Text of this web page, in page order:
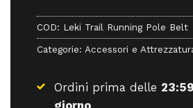
COD: Leki Trail Running Pole Belt
Categorie: Accessori e
Ordini prima delle 23:59
giorno